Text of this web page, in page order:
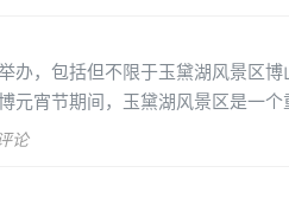
办，包括但不限于玉黛湖风景区
元宵节期间，玉黛湖风景区是一个
论